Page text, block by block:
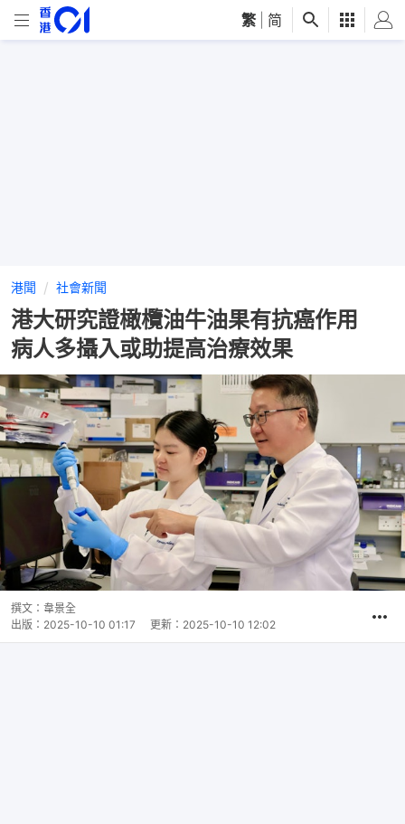
繁 简
港聞 社會新聞
港大研究證橄欖油牛油果有抗癌作用
病人多攝入或助提高治療效果
撰文： 韋景全
出版： 2025-10-10 01:17 更新： 2025-10-10 12:02